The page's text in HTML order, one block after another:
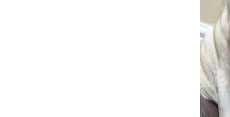
поставьте галочку если хотите получать на почту
Сохранить моё имя, email и адрес сайта в этом браузере